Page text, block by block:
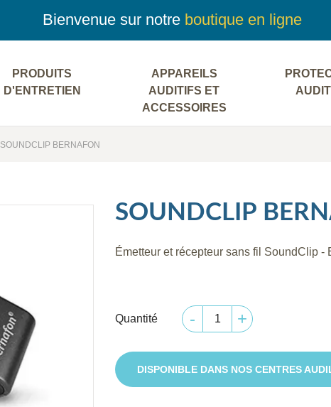
Bienvenue sur notre boutique en ligne
PRODUITS
D'ENTRETIEN
APPAREILS
AUDITIFS ET
ACCESSOIRES
SOUNDCLIP BERNAFON
SOUNDCLIP
Émetteur et récepteur sans fil SoundClip -
Quantité
DISPONIBLE DANS NOS CENTRES